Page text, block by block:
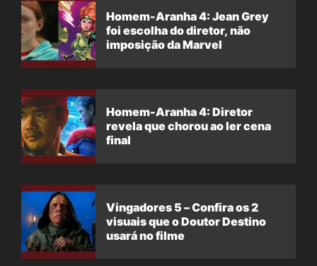
Homem-Aranha 4: Jean Grey
foi escolha do diretor, não
imposição da Marvel
Homem-Aranha 4: Diretor
revela que chorou ao ler cena
final
Vingadores 5 – Confira os 2
visuais que o Doutor Destino
usará no filme